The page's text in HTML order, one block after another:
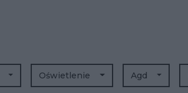
Oświetlenie Agd